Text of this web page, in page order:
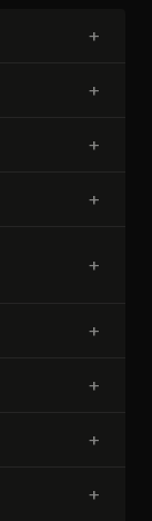
+
+
+
+
+
+
+
+
+